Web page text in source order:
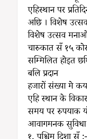
एहिस्थान पर
अछि । विशेष उत्सव
विशेष उत्सव
चारुकात सँ १५
सम्मिलित होइत
बलि प्रदान
हजारों संख्या मे
एहि स्थान के
समय पर रुपयाक
आवागमनक सुविधा